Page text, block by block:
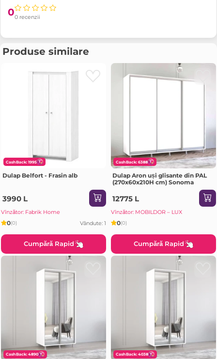
00 recenzii
Produse similare
CashBack: 1995
Dulap Belfort - Frasin alb
3990 L
Vînzător: Fabrik Home
0(0) Vândute: 1
Cumpără Rapid
CashBack: 6388
Dulap Aron uși glisante din PAL
(270x60x210H cm) Sonoma
12775 L
Vînzător: MOBILDOR – LUX
0(0)
Cumpără Rapid
CashBack: 4890 CashBack: 4038